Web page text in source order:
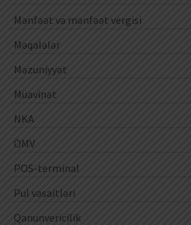
Mənfəət və mənfəət vergisi
Məqalələr
Məzuniyyət
Müavinət
NKA
ÖMV
POS-terminal
Pul vəsaitləri
Qanunvericilik